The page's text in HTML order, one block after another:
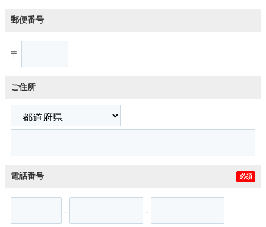
郵便番号
〒
ご住所
電話番号 必須
- -